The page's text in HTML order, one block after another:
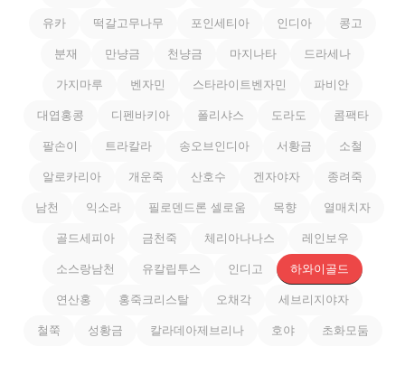
유카 떡갈고무나무 포인세티아 인디아 콩고
분재 만냥금 천냥금 마지나타 드라세나
가지마루 벤자민 스타라이트벤자민 파비안
대엽홍콩 디펜바키아 폴리샤스 도라도 콤팩타
팔손이 트라칼라 송오브인디아 서황금 소철
알로카리아 개운죽 산호수 겐자야자 종려죽
남천 익소라 필로덴드론 셀로움 목향 열매치자
골드세피아 금천죽 체리아나나스 레인보우
소스랑남천 유칼립투스 인디고 하와이골드
연산홍 홍죽크리스탈 오채각 세브리지야자
철쭉 성황금 칼라데아제브리나 호야 초화모둠